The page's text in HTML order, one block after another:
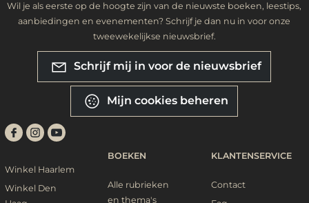
Wil je als eerste op de hoogte zijn van de nieuwste boeken, leestips,
aanbiedingen en evenementen? Schrijf je dan nu in voor onze
tweewekelijkse nieuwsbrief.
Schrijf mij in voor de nieuwsbrief
Mijn cookies beheren
Winkel Haarlem
Winkel Den
BOEKEN
Alle rubrieken
en thema's
KLANTENSERVICE
Contact